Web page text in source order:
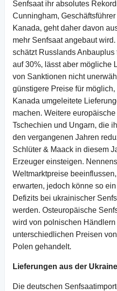
Senfsaat ihr absolutes
Cunningham,
Kanada, geht daher davon
mehr Senfsaat angebaut
schätzt Russlands
auf 30%, lässt aber mögliche
von Sanktionen nicht
günstigere Preise für
Kanada umgeleitete
machen. Weitere
Tschechien und Ungarn, die
den vergangenen Jahren
Schlüter & Maack in diesem
Erzeuger einsteigen.
Weltmarktpreise
erwarten, jedoch könne so
Defizits bei ukrainischer
werden. Osteuropäische
wird von polnischen
unterschiedlichen Preisen
Polen gehandelt.
Lieferungen aus der
Die deutschen